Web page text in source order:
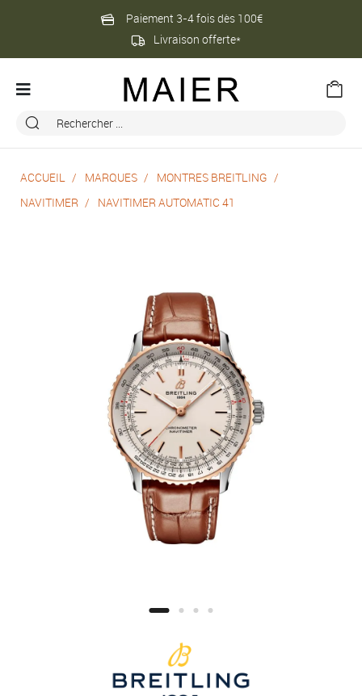
Paiement 3-4 fois dès 100€
Livraison offerte*
ACCUEIL MARQUES
MONTRES BREITLING
NAVITIMER
NAVITIMER AUTOMATIC 41